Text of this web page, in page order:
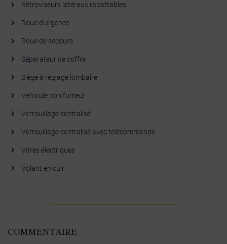
Rétroviseurs latéraux rabattables
Roue d'urgence
Roue de secours
Séparateur de coffre
Siège à réglage lombaire
Véhicule non fumeur
Verrouillage centralisé
Verrouillage centralisé avec télécommande
Vitres électriques
Volant en cuir
COMMENTAIRE